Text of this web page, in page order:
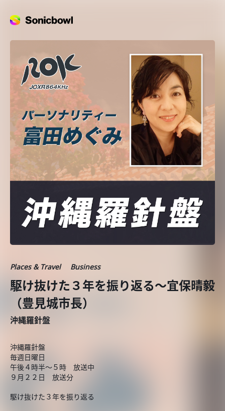
Places & Travel Business
駆け抜けた３年を振り返る～宜保晴毅
（豊見城市長）
沖縄羅針盤
沖縄羅針盤
毎週日曜日
午後４時半～５時 放送中
９月２２日 放送分
駆け抜けた３年を振り返る